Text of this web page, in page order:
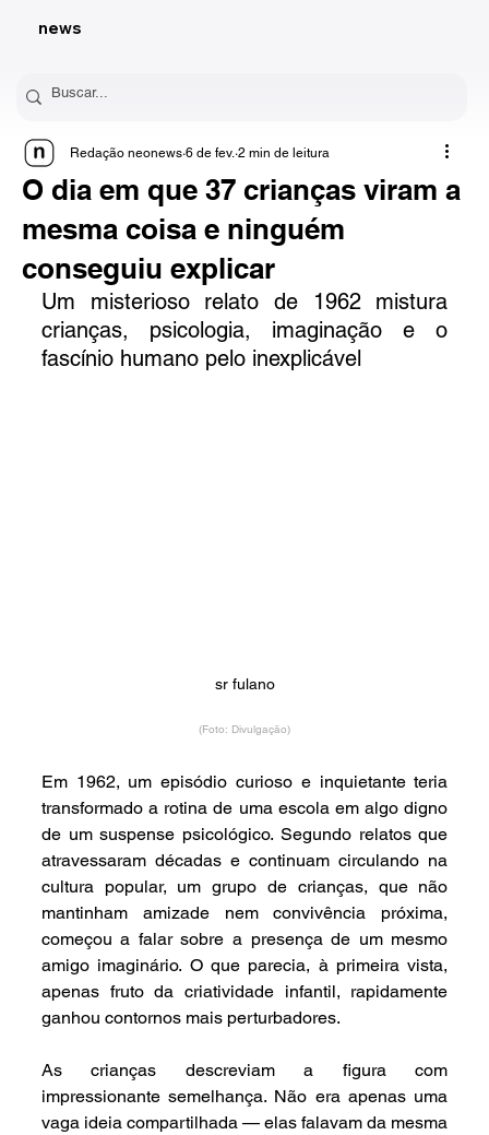
news
O dia em que 37 crianças viram a
mesma coisa e ninguém
conseguiu explicar
Redação neonews 6 de fev. 2 min de leitura
Um misterioso relato de 1962 mistura
crianças, psicologia, imaginação e o
fascínio humano pelo inexplicável
sr fulano
(Foto: Divulgação)
Em 1962, um episódio curioso e inquietante teria
transformado a rotina de uma escola em algo digno
de um suspense psicológico. Segundo relatos que
atravessaram décadas e continuam circulando na
cultura popular, um grupo de crianças, que não
mantinham amizade nem convivência próxima,
começou a falar sobre a presença de um mesmo
amigo imaginário. O que parecia, à primeira vista,
apenas fruto da criatividade infantil, rapidamente
ganhou contornos mais perturbadores.
As crianças descreviam a figura com
impressionante semelhança. Não era apenas uma
vaga ideia compartilhada — elas falavam da mesma